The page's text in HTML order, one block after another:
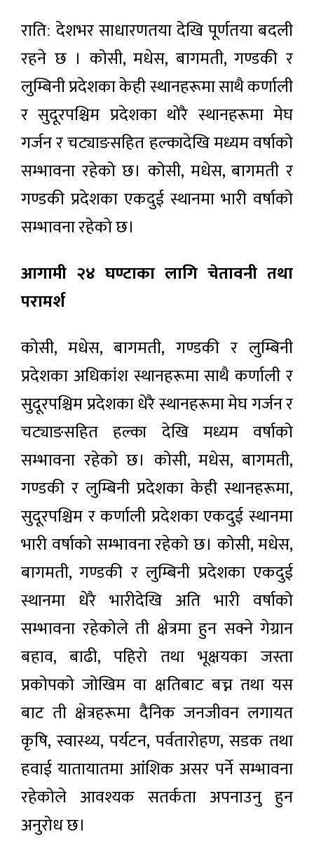
रातिː देशभर साधारणतया देखि पूर्णतया बदली
रहने छ । कोसी, मधेस, बागमती, गण्डकी र
लुम्बिनी प्रदेशका केही स्थानहरूमा साथै कर्णाली
र सुदूरपश्चिम प्रदेशका थोरै स्थानहरूमा मेघ
गर्जन र चट्याङसहित हल्कादेखि मध्यम वर्षाको
सम्भावना रहेको छ। कोसी, मधेस, बागमती र
गण्डकी प्रदेशका एकदुई स्थानमा भारी वर्षाको
सम्भावना रहेको छ।
आगामी २४ घण्टाका लागि चेतावनी तथा
परामर्श
कोसी, मधेस, बागमती, गण्डकी र लुम्बिनी
प्रदेशका अधिकांश स्थानहरूमा साथै कर्णाली र
सुदूरपश्चिम प्रदेशका धेरै स्थानहरूमा मेघ गर्जन र
चट्याङसहित हल्का देखि मध्यम वर्षाको
सम्भावना रहेको छ। कोसी, मधेस, बागमती,
गण्डकी र लुम्बिनी प्रदेशका केही स्थानहरूमा,
सुदूरपश्चिम र कर्णाली प्रदेशका एकदुई स्थानमा
भारी वर्षाको सम्भावना रहेको छ। कोसी, मधेस,
बागमती, गण्डकी र लुम्बिनी प्रदेशका एकदुई
स्थानमा धेरै भारीदेखि अति भारी वर्षाको
सम्भावना रहेकोले ती क्षेत्रमा हुन सक्ने गेग्रान
बहाव, बाढी, पहिरो तथा भूक्षयका जस्ता
प्रकोपको जोखिम वा क्षतिबाट बच्न तथा यस
बाट ती क्षेत्रहरूमा दैनिक जनजीवन लगायत
कृषि, स्वास्थ्य, पर्यटन, पर्वतारोहण, सडक तथा
हवाई यातायातमा आंशिक असर पर्ने सम्भावना
रहेकोले आवश्यक सतर्कता अपनाउनु हुन
अनुरोध छ।